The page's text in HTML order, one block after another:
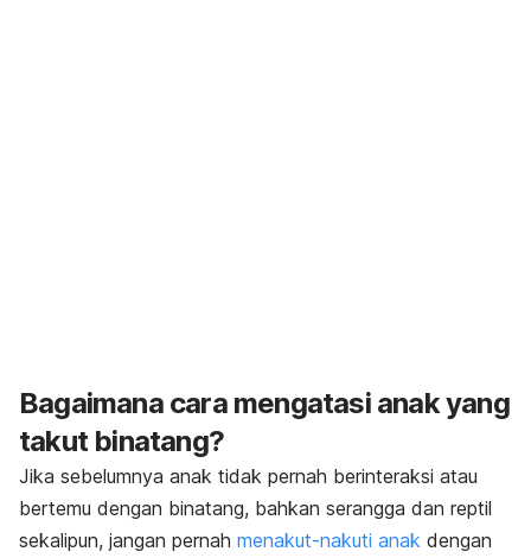
Bagaimana cara mengatasi anak yang
takut binatang?
Jika sebelumnya anak tidak pernah berinteraksi atau
bertemu dengan binatang, bahkan serangga dan reptil
sekalipun, jangan pernah menakut-nakuti anak dengan